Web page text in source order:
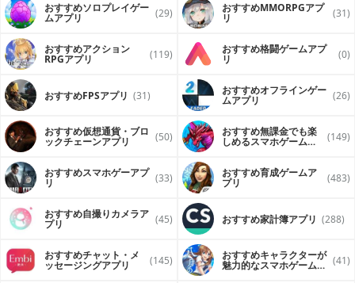
おすすめソロプレイゲー
ムアプリ (29) おすすめ MMORPGアプ
リ (31)
おすすめアクション
RPGアプリ (119) おすすめ格闘ゲームアプ
リ (0)
おすすめFPSアプリ (31) おすすめオフラインゲー
ムアプリ (26)
おすすめ仮想通貨・ブロ
ックチェーンアプリ (50) おすすめ無課金でも楽
しめるスマホゲームア (149)
おすすめスマホゲーアプ
リ (33) おすすめ育成ゲームア
プリ (483)
おすすめ自撮りカメラア
プリ (45) おすすめ家計簿アプリ (288)
おすすめチャット・メ
ッセージングアプリ (145) おすすめキャラクターが
魅力的なスマホゲームア (41)